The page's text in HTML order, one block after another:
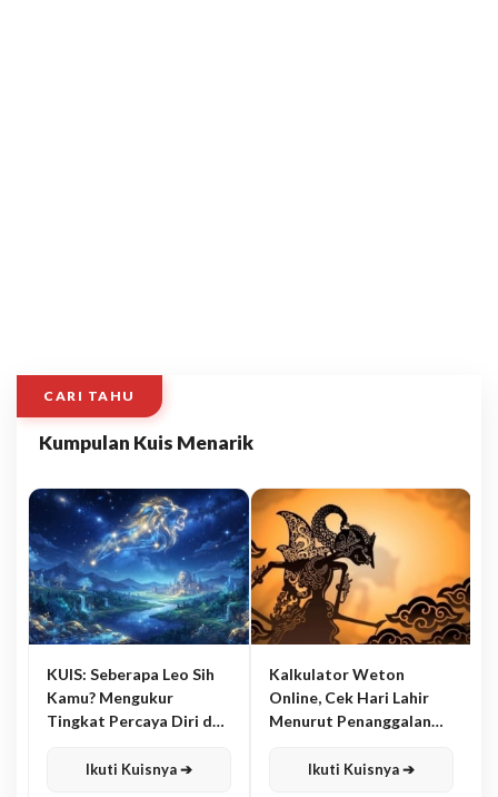
CARI TAHU
Kumpulan Kuis Menarik
KUIS: Seberapa Leo Sih
Kamu? Mengukur
Tingkat Percaya Diri dan
Ikuti Kuisnya ➔
Kalkulator Weton
Online, Cek Hari Lahir
Menurut Penanggalan
Ikuti Kuisnya ➔